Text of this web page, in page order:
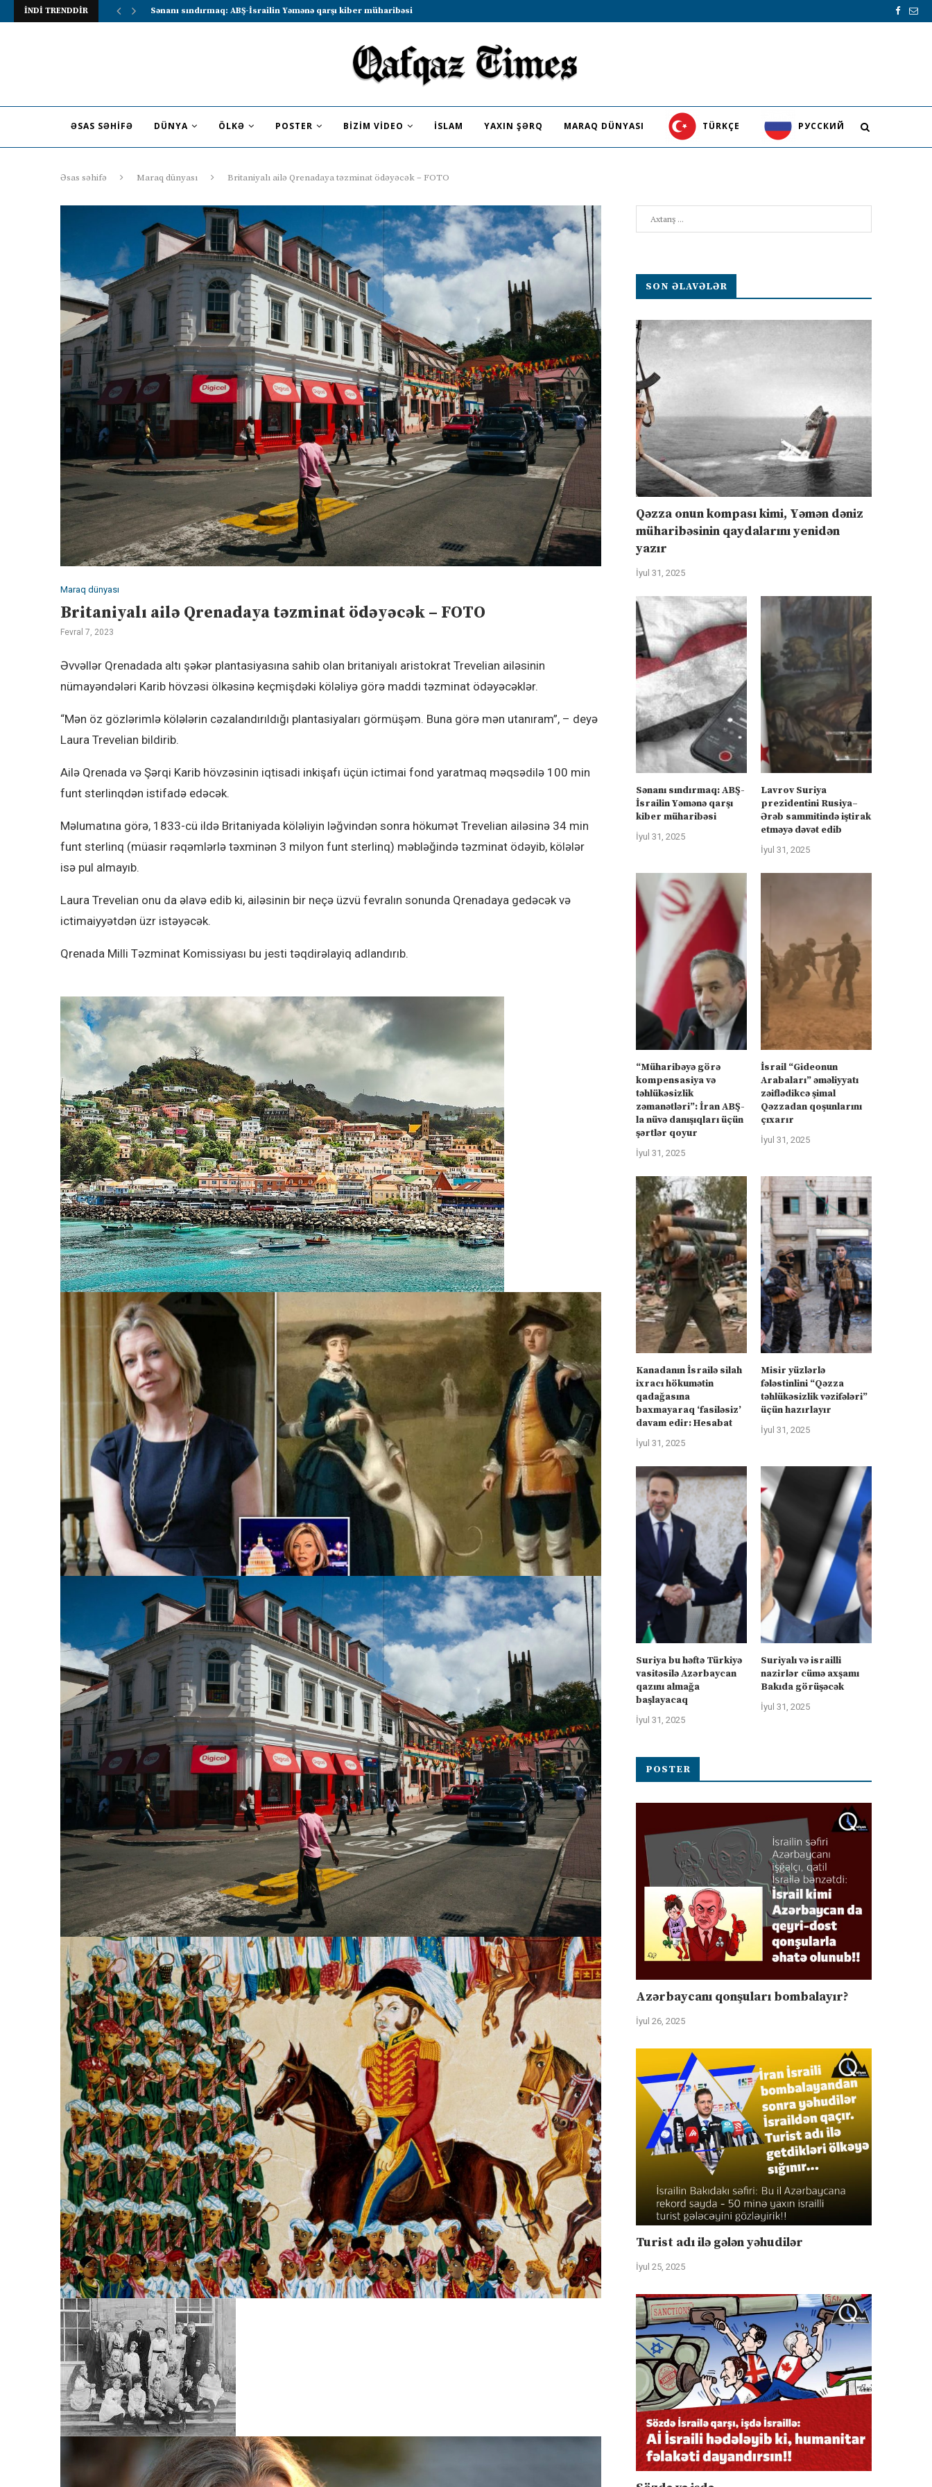
İNDİ TRENDDİR Lavrov Suriya prezidentini Rusiya–Ərəb sammitində iştirak etməyə dəvət...
ƏSAS SƏHIFƏ DÜNYA ÖLKƏ POSTER BIZIM VIDEO İSLAM YAXIN ŞƏRQ MARAQ DÜNYASI TÜRKÇE PУССКИЙ
Əsas səhifə Maraq dünyası Britaniyalı ailə Qrenadaya təzminat ödəyəcək – FOTO
Maraq dünyası
Britaniyalı ailə Qrenadaya təzminat ödəyəcək – FOTO
Fevral 7, 2023
Əvvəllər Qrenadada altı şəkər plantasiyasına sahib olan britaniyalı aristokrat Trevelian ailəsinin
nümayəndələri Karib hövzəsi ölkəsinə keçmişdəki köləliyə görə maddi təzminat ödəyəcəklər.
“Mən öz gözlərimlə kölələrin cəzalandırıldığı plantasiyaları görmüşəm. Buna görə mən utanıram”, – deyə
Laura Trevelian bildirib.
Ailə Qrenada və Şərqi Karib hövzəsinin iqtisadi inkişafı üçün ictimai fond yaratmaq məqsədilə 100 min
funt sterlinqdən istifadə edəcək.
Məlumatına görə, 1833-cü ildə Britaniyada köləliyin ləğvindən sonra hökumət Trevelian ailəsinə 34 min
funt sterlinq (müasir rəqəmlərlə təxminən 3 milyon funt sterlinq) məbləğində təzminat ödəyib, kölələr
isə pul almayıb.
Laura Trevelian onu da əlavə edib ki, ailəsinin bir neçə üzvü fevralın sonunda Qrenadaya gedəcək və
ictimaiyyətdən üzr istəyəcək.
Qrenada Milli Təzminat Komissiyası bu jesti təqdirəlayiq adlandırıb.
SON ƏLAVƏLƏR
Qəzza onun kompası kimi, Yəmən dəniz
müharibəsinin qaydalarını yenidən
yazır
İyul 31, 2025
Sənanı sındırmaq: ABŞ-
İsrailin Yəmənə qarşı
kiber müharibəsi
İyul 31, 2025
Lavrov Suriya
prezidentini Rusiya–
Ərəb sammitində iştirak
etməyə dəvət edib
İyul 31, 2025
“Müharibəyə görə
kompensasiya və
təhlükəsizlik
zəmanətləri”: İran ABŞ-
la nüvə danışıqları üçün
şərtlər qoyur
İyul 31, 2025
İsrail “Gideonun
Arabaları” əməliyyatı
zəiflədikcə şimal
Qəzzadan qoşunlarını
çıxarır
İyul 31, 2025
Kanadanın İsrailə silah
ixracı hökumətin
qadağasına
baxmayaraq ‘fasiləsiz’
davam edir: Hesabat
İyul 31, 2025
Misir yüzlərlə
fələstinlini “Qəzza
təhlükəsizlik vəzifələri”
üçün hazırlayır
İyul 31, 2025
Suriya bu həftə Türkiyə
vasitəsilə Azərbaycan
qazını almağa
başlayacaq
İyul 31, 2025
Suriyalı və israilli
nazirlər cümə axşamı
Bakıda görüşəcək
İyul 31, 2025
POSTER
Azərbaycanı qonşuları bombalayır?
İyul 26, 2025
Turist adı ilə gələn yəhudilər
İyul 25, 2025